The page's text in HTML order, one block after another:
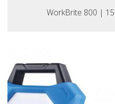
WorkBrite 800 |